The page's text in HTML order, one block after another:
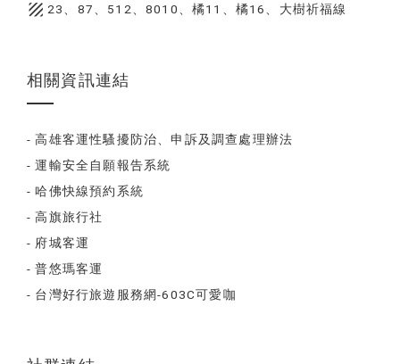
texture 23、87、512、8010、橘11、橘16、大樹祈福線
相關資訊連結
- 高雄客運性騷擾防治、申訴及調查處理辦法
- 運輸安全自願報告系統
- 哈佛快線預約系統
- 高旗旅行社
- 府城客運
- 普悠瑪客運
- 台灣好行旅遊服務網-603C可愛咖